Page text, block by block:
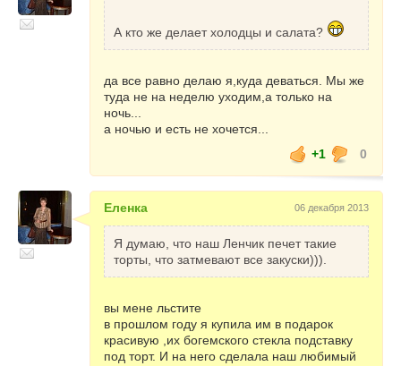
• Собакам можно смело ждать удачу, только
нужно проявлять активность.
• Кабанам в 2014 году согласно восточному
календарю рекомендуется себя вести
нагрузок, все должно быть продуманно и
приносить пользу.
• Людям, рожденным в год Крысы, следует
проявлять всяческую осторожность, так как
Конь не любит этих животных. Им стоит не
рисковать деньгами и не переоценивать
свое здоровье.
В 2014 году повезет тем, кто сумеет
наладить с Лошадью добрые
отношения.Главное в общении с Лошадью -
не пытаться подходить сзади, чтобы не
КАК ВСТРЕЧАТЬ ГОД ЛОШАДИ?
По своей натуре Лошадь – животное
А кто же делает холодцы и салата?
да все равно делаю я,куда деваться. Мы же
туда не на неделю уходим,а только на
ночь...
а ночью и есть не хочется...
+1
0
Еленка 06 декабря 2013
Я думаю, что наш Ленчик печет такие
торты, что затмевают все закуски))).
вы мене льстите
в прошлом году я купила им в подарок
красивую ,их богемского стекла подставку
под торт. И на него сделала наш любимый